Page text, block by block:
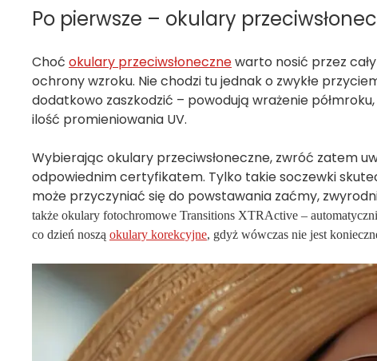
Po pierwsze – okulary
Choć okulary przeciwsłonecznewarto nosić przez
ochrony wzroku. Nie chodzi tu jednak o zwykłe
dodatkowo zaszkodzić – powodują wrażenie
ilość promieniowania UV.
Wybierając okulary przeciwsłoneczne, zwróć zatem
odpowiednim certyfikatem. Tylko takie soczewki
może przyczyniać się do powstawania zaćmy,
także okulary fotochromowe Transitions XTRActive –
co dzień noszą okulary korekcyjne, gdyż wówczas nie jest